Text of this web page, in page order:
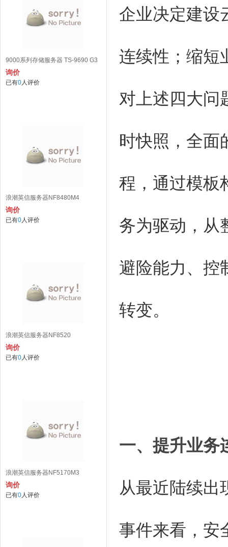
9000系列存储服务器 TS-9690 G3
询价
已有0人评价
浪潮英信服务器NF8480M4
询价
已有0人评价
浪潮英信服务器NF8520
询价
已有0人评价
浪潮英信服务器NF5170M3
询价
已有0人评价
企业决定建设
连续性；缩短
对上述四大问
时快照，全面
程，通过模板
务为驱动，从
避险能力、控
转变。
一、提升业务
从最近陆续出
事件来看，安